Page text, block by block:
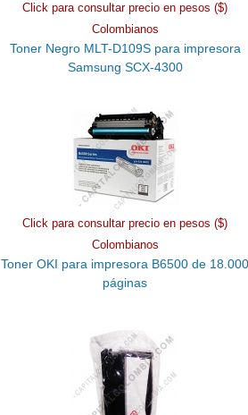
Click para consultar precio en pesos ($)
Colombianos
Toner Negro MLT-D109S para impresora
Samsung SCX-4300
Click para consultar precio en pesos ($)
Colombianos
Toner OKI para impresora B6500 de 18.000
páginas